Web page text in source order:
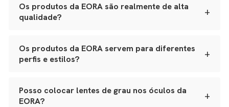
Os produtos da EORA são realmente de alta
qualidade?
+
artesanalmente em ateliês especializados.
Óculos:acetato Mazzucchelli italiano, lentes ZEISS
Bolsas e leather goods:couro natural selecionado,
estrutura reforçada e metais de alta qualidade.
Os produtos da EORA servem para diferentes
perfis e estilos?
+
rosto, e nossos leather goods possuem tamanhos
versáteis, da bolsa de festa ao porta-joias de viagem.
Posso colocar lentes de grau nos óculos da
EORA?
+